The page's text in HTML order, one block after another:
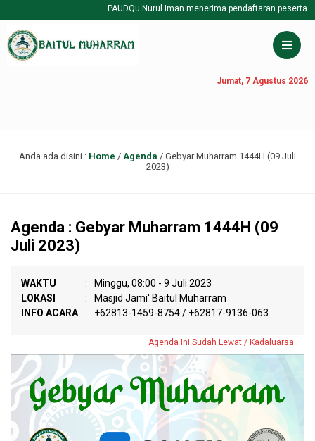
PAUDQu Nurul Iman menerima pendaftaran peserta
Jumat, 7 Agustus 2026
Anda ada disini : Home / Agenda / Gebyar Muharram 1444H (09 Juli
2023)
Agenda : Gebyar Muharram 1444H (09
Juli 2023)
WAKTU :
Minggu, 08:00 - 9 Juli 2023
LOKASI
:
Masjid Jami' Baitul Muharram
INFO ACARA
: +62813-1459-8754 / +62817-9136-063
Agenda Ini Sudah Lewat / Kadaluarsa